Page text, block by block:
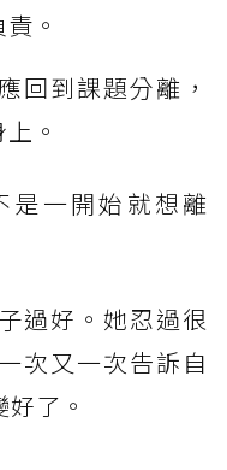
。
回到課題分離，
。
是一開始就想離
過好。她忍過很
次又一次告訴自
了。